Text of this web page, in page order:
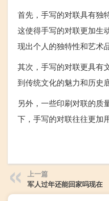
首先，手写的对联具有独
这使得手写的对联更加生
现出个人的独特性和艺术品
其次，手写的对联更具有
到传统文化的魅力和历史
另外，一些印刷对联的质
下，手写的对联往往更加
上一篇
军人过年还能回家吗现在